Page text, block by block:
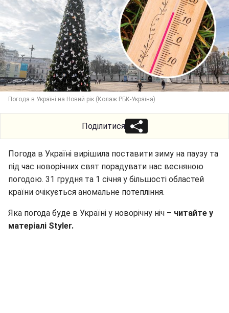
Погода в Україні на Новий рік (Колаж РБК-Україна)
Поділитися
Погода в Україні вирішила поставити зиму на паузу та
під час новорічних свят порадувати нас весняною
погодою. 31 грудня та 1 січня у більшості областей
країни очікується аномальне потепління.
Яка погода буде в Україні у новорічну ніч – читайте у
матеріалі Styler.